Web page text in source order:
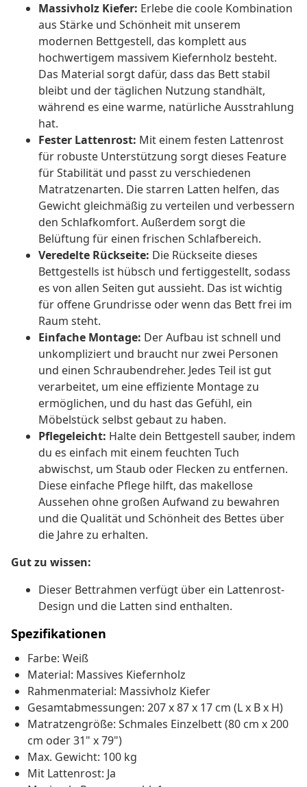
Massivholz Kiefer: Erlebe die coole Kombination
aus Stärke und Schönheit mit unserem
modernen Bettgestell, das komplett aus
hochwertigem massivem Kiefernholz besteht.
Das Material sorgt dafür, dass das Bett stabil
bleibt und der täglichen Nutzung standhält,
während es eine warme, natürliche Ausstrahlung
hat.
Fester Lattenrost: Mit einem festen Lattenrost
für robuste Unterstützung sorgt dieses Feature
für Stabilität und passt zu verschiedenen
Matratzenarten. Die starren Latten helfen, das
Gewicht gleichmäßig zu verteilen und verbessern
den Schlafkomfort. Außerdem sorgt die
Belüftung für einen frischen Schlafbereich.
Veredelte Rückseite: Die Rückseite dieses
Bettgestells ist hübsch und fertiggestellt, sodass
es von allen Seiten gut aussieht. Das ist wichtig
für offene Grundrisse oder wenn das Bett frei im
Raum steht.
Einfache Montage: Der Aufbau ist schnell und
unkompliziert und braucht nur zwei Personen
und einen Schraubendreher. Jedes Teil ist gut
verarbeitet, um eine effiziente Montage zu
ermöglichen, und du hast das Gefühl, ein
Möbelstück selbst gebaut zu haben.
Pflegeleicht: Halte dein Bettgestell sauber, indem
du es einfach mit einem feuchten Tuch
abwischst, um Staub oder Flecken zu entfernen.
Diese einfache Pflege hilft, das makellose
Aussehen ohne großen Aufwand zu bewahren
und die Qualität und Schönheit des Bettes über
die Jahre zu erhalten.
Gut zu wissen:
Dieser Bettrahmen verfügt über ein Lattenrost-
Design und die Latten sind enthalten.
Spezifikationen
Farbe: Weiß
Material: Massives Kiefernholz
Rahmenmaterial: Massivholz Kiefer
Gesamtabmessungen: 207 x 87 x 17 cm (L x B x H)
Matratzengröße: Schmales Einzelbett (80 cm x 200
cm oder 31" x 79")
Max. Gewicht: 100 kg
Mit Lattenrost: Ja